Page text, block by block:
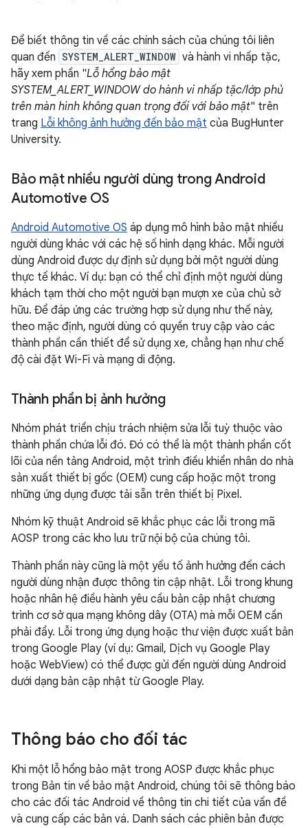
Để biết thông tin về các chính sách của chúng tôi liên
quan đến SYSTEM_ALERT_WINDOW và hành vi nhấp tặc,
hãy xem phần "Lỗ hổng bảo mật
SYSTEM_ALERT_WINDOW do hành vi nhấp tặc/lớp phủ
trên màn hình không quan trọng đối với bảo mật" trên
trang Lỗi không ảnh hưởng đến bảo mật của BugHunter
University.
Bảo mật nhiều người dùng trong Android
Automotive OS
Android Automotive OS áp dụng mô hình bảo mật nhiều
người dùng khác với các hệ số hình dạng khác. Mỗi người
dùng Android được dự định sử dụng bởi một người dùng
thực tế khác. Ví dụ: bạn có thể chỉ định một người dùng
khách tạm thời cho một người bạn mượn xe của chủ sở
hữu. Để đáp ứng các trường hợp sử dụng như thế này,
theo mặc định, người dùng có quyền truy cập vào các
thành phần cần thiết để sử dụng xe, chẳng hạn như chế
độ cài đặt Wi-Fi và mạng di động.
Thành phần bị ảnh hưởng
Nhóm phát triển chịu trách nhiệm sửa lỗi tuỳ thuộc vào
thành phần chứa lỗi đó. Đó có thể là một thành phần cốt
lõi của nền tảng Android, một trình điều khiển nhân do nhà
sản xuất thiết bị gốc (OEM) cung cấp hoặc một trong
những ứng dụng được tải sẵn trên thiết bị Pixel.
Nhóm kỹ thuật Android sẽ khắc phục các lỗi trong mã
AOSP trong các kho lưu trữ nội bộ của chúng tôi.
Thành phần này cũng là một yếu tố ảnh hưởng đến cách
người dùng nhận được thông tin cập nhật. Lỗi trong khung
hoặc nhân hệ điều hành yêu cầu bản cập nhật chương
trình cơ sở qua mạng không dây (OTA) mà mỗi OEM cần
phải đẩy. Lỗi trong ứng dụng hoặc thư viện được xuất bản
trong Google Play (ví dụ: Gmail, Dịch vụ Google Play
hoặc WebView) có thể được gửi đến người dùng Android
dưới dạng bản cập nhật từ Google Play.
Thông báo cho đối tác
Khi một lỗ hổng bảo mật trong AOSP được khắc phục
trong Bản tin về bảo mật Android, chúng tôi sẽ thông báo
cho các đối tác Android về thông tin chi tiết của vấn đề
và cung cấp các bản vá. Danh sách các phiên bản được